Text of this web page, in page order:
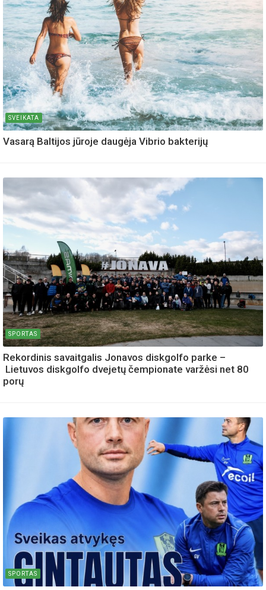
SVEIKATA
Vasarą Baltijos jūroje daugėja Vibrio bakterijų
SPORTAS
Rekordinis savaitgalis Jonavos diskgolfo parke –
Lietuvos diskgolfo dvejetų čempionate varžėsi net 80
porų
SPORTAS